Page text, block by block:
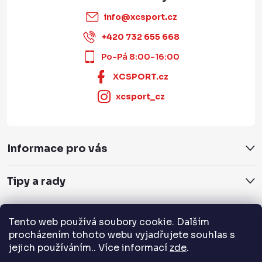
Tento web používá soubory cookie. Dalším
procházením tohoto webu vyjadřujete souhlas s
jejich používáním.. Více informací zde.
info@xcsport.cz
+420 732 655 668
Po-Pá 8:00-16:00
XCSPORT.cz
xcsport_cz
Informace pro vás
Tipy a rady
Servis a služby
Přijímáme online platby